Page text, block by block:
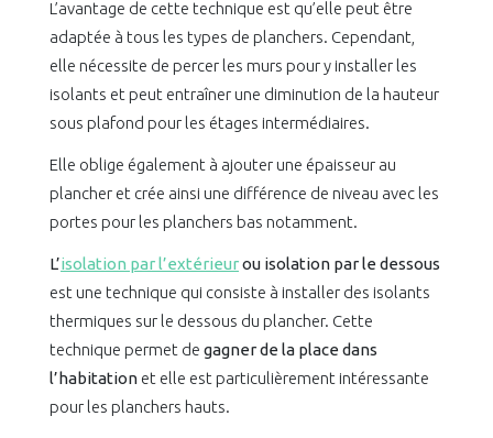
L’avantage de cette technique est qu’elle peut être
adaptée à tous les types de planchers. Cependant,
elle nécessite de percer les murs pour y installer les
isolants et peut entraîner une diminution de la hauteur
sous plafond pour les étages intermédiaires.
Elle oblige également à ajouter une épaisseur au
plancher et crée ainsi une différence de niveau avec les
portes pour les planchers bas notamment.
L’isolation par l’extérieurou isolation par le dessous
est une technique qui consiste à installer des isolants
thermiques sur le dessous du plancher. Cette
technique permet de gagner de la place dans
l’habitation et elle est particulièrement intéressante
pour les planchers hauts.